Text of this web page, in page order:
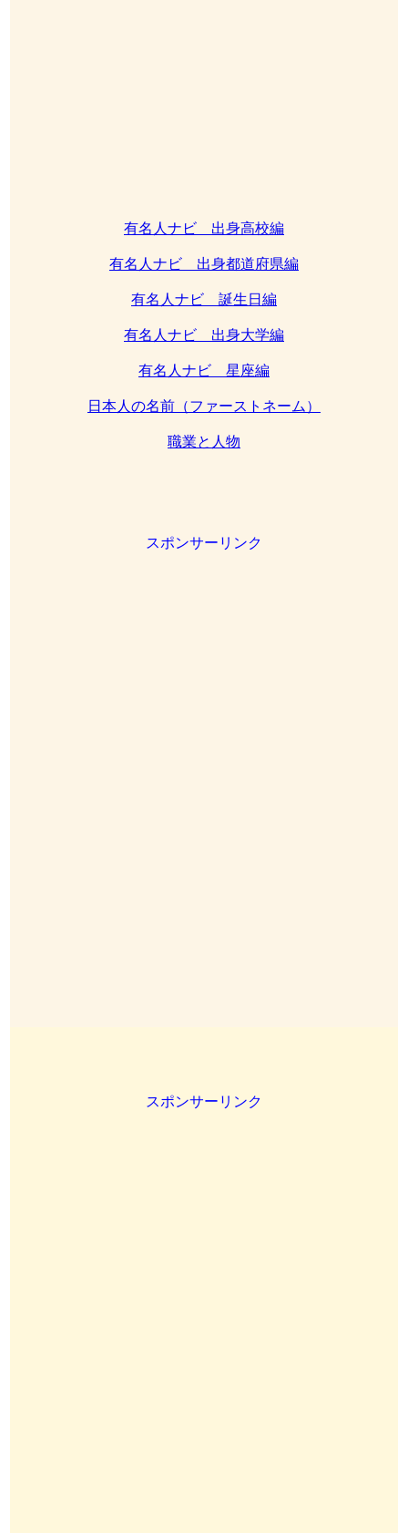
有名人ナビ 出身高校編
有名人ナビ 出身都道府県編
有名人ナビ 誕生日編
有名人ナビ 出身大学編
有名人ナビ 星座編
日本人の名前（ファーストネーム）
職業と人物
スポンサーリンク
スポンサーリンク